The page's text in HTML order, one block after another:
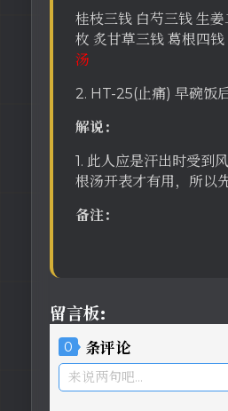
桂枝三钱 白芍三钱 生
枚 炙甘草三钱 葛根四
汤
2. HT-25(止痛) 早碗饭
解说：
1. 此人应是汗出时受到
根汤开表才有用，所以
备注：
留言板:
0 条评论
来说两句吧...